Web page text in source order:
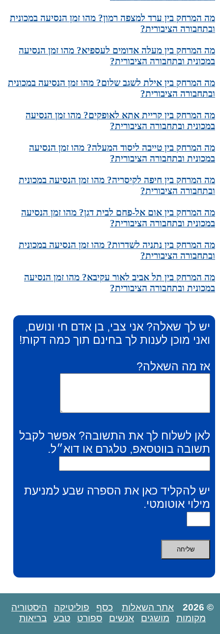
מה המרחק בין ערד למצפה רמון? מהו זמן הנסיעה במכונית
ובתחבורה הציבורית?
מה המרחק בין מעלה אדומים לעספיא? מהו זמן הנסיעה
במכונית ובתחבורה הציבורית?
מה המרחק בין אילת לשגב שלום? מהו זמן הנסיעה במכונית
ובתחבורה הציבורית?
מה המרחק בין קריית אתא לאופקים? מהו זמן הנסיעה
במכונית ובתחבורה הציבורית?
מה המרחק בין טייבה ליסוד המעלה? מהו זמן הנסיעה
במכונית ובתחבורה הציבורית?
מה המרחק בין חיפה לקיסריה? מהו זמן הנסיעה במכונית
ובתחבורה הציבורית?
מה המרחק בין אום אל-פחם לבית דגן? מהו זמן הנסיעה
במכונית ובתחבורה הציבורית?
מה המרחק בין נתניה לשדרות? מהו זמן הנסיעה במכונית
ובתחבורה הציבורית?
מה המרחק בין תל אביב לאור עקיבא? מהו זמן הנסיעה
במכונית ובתחבורה הציבורית?
יש לך שאלה? אני צבי, בן אדם חי ונושם,
ואני מוכן לענות לך בחינם תוך כמה דקות!
אז מה השאלה?
לאן לשלוח לך את התשובה? אפשר לקבל
תשובה בווטסאפ, טלגרם או דוא״ל.
יש להקליד כאן את הספרה שבע למניעת
מילוי אוטומטי.
© 2026 אתר השאלות כסף פוליטיקה
היסטוריה
מקומות
מושגים אנשים ספורט טבע בריאות